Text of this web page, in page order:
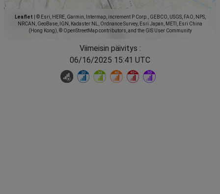
Leaflet
© Esri, HERE, Garmin, Intermap, increment P Corp., GEBCO, USGS, FAO, NPS,
NRCAN, GeoBase, IGN, Kadaster NL, Ordnance Survey, Esri Japan, METI, Esri China
(Hong Kong), © OpenStreetMap contributors, and the GIS User Community
Viimeisin päivitys :
06/16/2025 15:41 UTC